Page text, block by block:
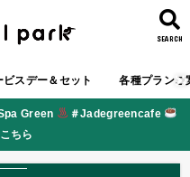
SEARCH
ビスデー＆セット 各種プランご
Green
＃Jadegreencafe
ちら